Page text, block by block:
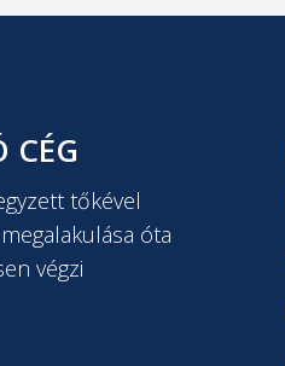
CÉG
tőkével
óta
végzi